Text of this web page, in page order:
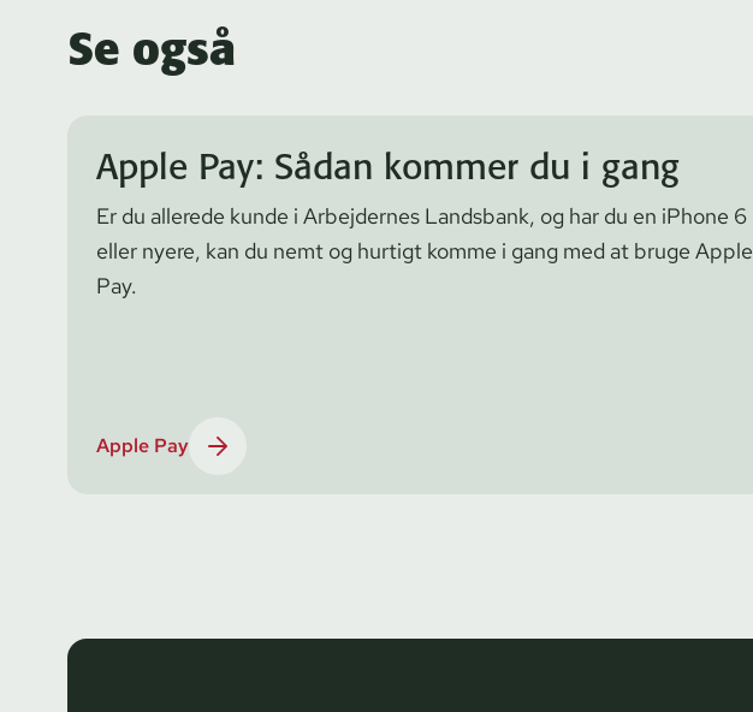
Se også
Apple Pay: Sådan kommer du i gang
Er du allerede kunde i Arbejdernes Landsbank, og har du en iPhone 6
eller nyere, kan du nemt og hurtigt komme i gang med at bruge Apple
Pay.
Apple Pay